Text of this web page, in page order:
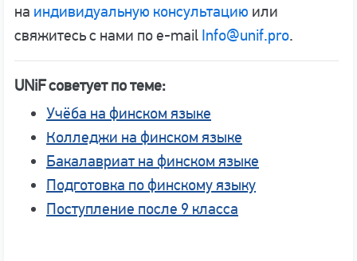
на индивидуальную консультацию или
свяжитесь с нами по e-mail Info@unif.pro.
UNiF советует по теме:
Учёба на финском языке
Колледжи на финском языке
Бакалавриат на финском языке
Подготовка по финскому языку
Поступление после 9 класса